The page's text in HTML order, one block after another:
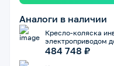
Аналоги в наличии
Кресло-коляска
электроприводом
484 748 ₽